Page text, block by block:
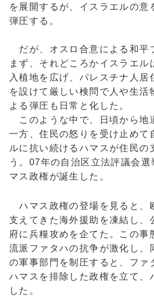
を展開するが、イスラエルの意
弾圧する。
だが、オスロ合意による和平
まず、それどころかイスラエル
入植地を広げ、パレスチナ人
を設けて厳しい検問で人や生活
よる弾圧も日常と化した。
このような中で、日頃から地
一方、住民の怒りを受け止めて
ルに抗い続けるハマスが住民の
う。07年の自治区立法評議会
マス政権が誕生した。
ハマス政権の登場を見ると、
支えてきた海外援助を凍結し、
府に兵糧攻めを企てた。この事
流派ファタハの抗争が激化し、
の軍事部門を制圧すると、ファ
ハマスを排除した政権を立て、
した。